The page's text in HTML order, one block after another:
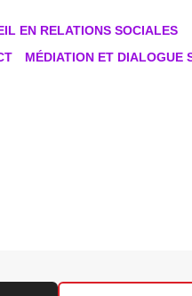
EN RELATIONS SOCIALES
MÉDIATION ET DIALOGUE